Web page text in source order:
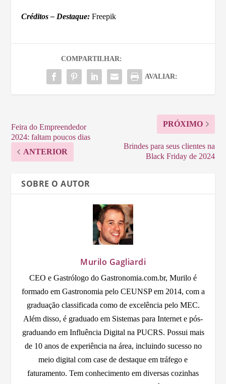
Créditos – Destaque: Freepik
COMPARTILHAR:
AVALIAR:
Feira do Empreendedor
2024: faltam poucos dias
ANTERIOR
PRÓXIMO
Brindes para seus clientes na
Black Friday de 2024
SOBRE O AUTOR
Murilo Gagliardi
CEO e Gastrólogo do Gastronomia.com.br, Murilo é
formado em Gastronomia pelo CEUNSP em 2014, com a
graduação classificada como de excelência pelo MEC.
Além disso, é graduado em Sistemas para Internet e pós-
graduando em Influência Digital na PUCRS. Possui mais
de 10 anos de experiência na área, incluindo sucesso no
meio digital com case de destaque em tráfego e
faturamento. Tem conhecimento em diversas cozinhas